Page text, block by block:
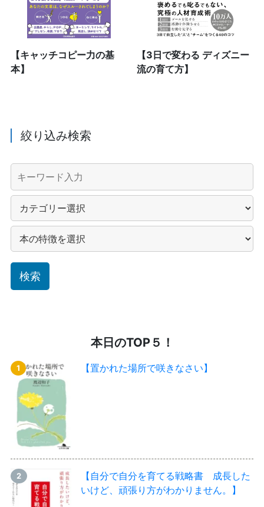
【キャッチコピー力の基
本】
【3日で変わる ディズニー
流の育て方】
絞り込み検索
本日のTOP５！
【置かれた場所で咲きなさい】
【自分で自分を育てる戦略書 成長した
いけど、頑張り方がわかりません。】